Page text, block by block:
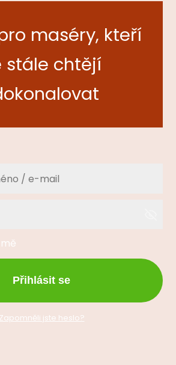
maséry, kteří
stále chtějí
Přihlásit se
Zapomněli jste heslo?